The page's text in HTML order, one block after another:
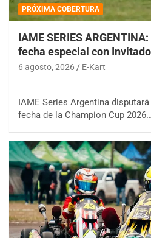
PRÓXIMA COBERTURA
IAME SERIES
fecha especial con
6 agosto, 2026 E-Kart
IAME Series Argentina
fecha de la Champion Cup 2026…